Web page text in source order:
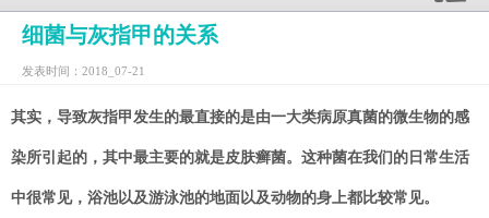
细菌与灰指甲的关系
发表时间：2018_07-21
其实，导致灰指甲发生的最直接的是由一大类病原真菌的微生物的感
染所引起的，其中最主要的就是皮肤癣菌。这种菌在我们的日常生活
中很常见，浴池以及游泳池的地面以及动物的身上都比较常见。